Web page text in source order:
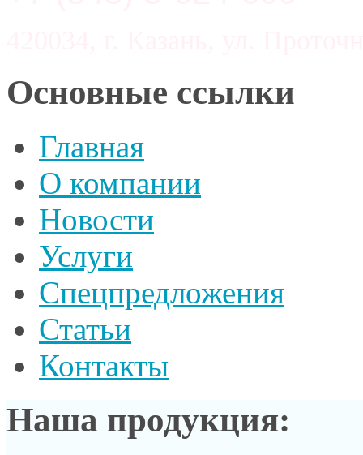
Основные ссылки
Главная
О компании
Новости
Услуги
Спецпредложения
Статьи
Контакты
Наша продукция: